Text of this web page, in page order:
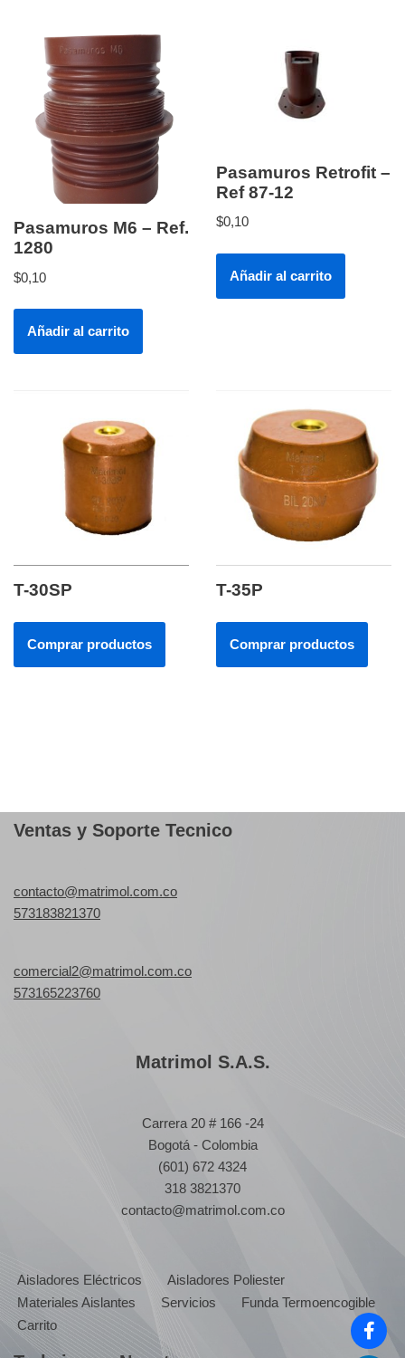
Pasamuros M6 – Ref.
1280
$0,10
Añadir al carrito
Pasamuros Retrofit –
Ref 87-12
$0,10
Añadir al carrito
T-30SP
Comprar productos
T-35P
Comprar productos
Ventas y Soporte Tecnico
contacto@matrimol.com.co
573183821370
comercial2@matrimol.com.co
573165223760
Matrimol S.A.S.
Carrera 20 # 166 -24
Bogotá - Colombia
(601) 672 4324
318 3821370
contacto@matrimol.com.co
Aisladores Eléctricos
Aisladores Poliester
Materiales Aislantes
Servicios
Funda Termoencogible
Carrito